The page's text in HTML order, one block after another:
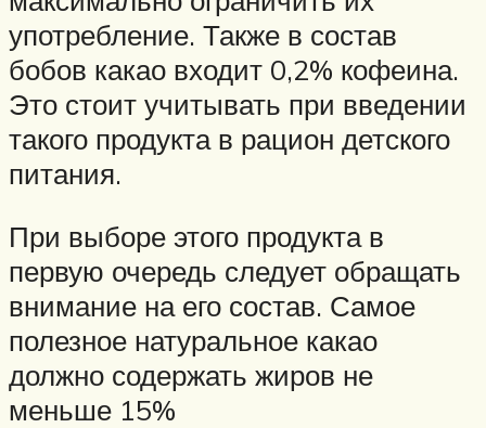
употребление. Также в состав
бобов какао входит 0,2% кофеина.
Это стоит учитывать при введении
такого продукта в рацион детского
питания.
При выборе этого продукта в
первую очередь следует обращать
внимание на его состав. Самое
полезное натуральное какао
должно содержать жиров не
меньше 15%